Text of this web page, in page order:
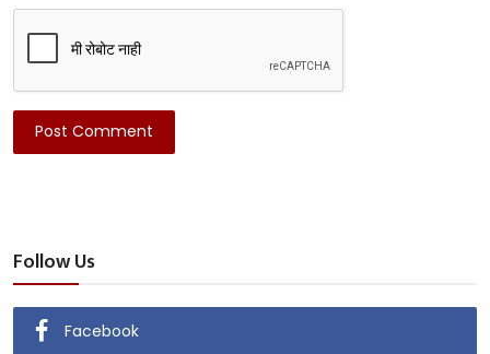
Post Comment
Follow Us
Facebook